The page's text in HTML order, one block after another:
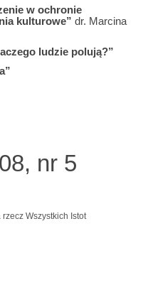
w ochronie
kulturowe” dr. Marcina
ludzie polują?”
nr 5
Wszystkich Istot